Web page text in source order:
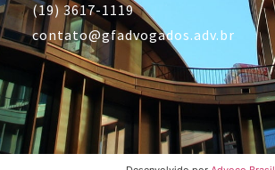
(19) 3617-1119
contato@gfadvogados.adv.br